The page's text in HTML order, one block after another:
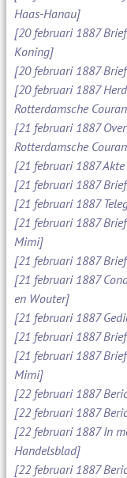
Haas-Hanau]
[20 februari 1887
Koning]
[20 februari 1887
[20 februari 1887
Rotterdamsche
[21 februari 1887
Rotterdamsche
[21 februari 1887
[21 februari 1887
[21 februari 1887
[21 februari 1887
Mimi]
[21 februari 1887
[21 februari 1887
en Wouter]
[21 februari 1887
[21 februari 1887
[21 februari 1887
Mimi]
[22 februari 1887
[22 februari 1887
[22 februari 1887 In
Handelsblad]
[22 februari 1887